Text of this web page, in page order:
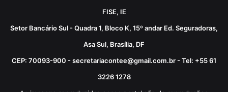
FISE, IE
Setor Bancário Sul - Quadra 1, Bloco K, 15º andar Ed. Seguradoras,
Asa Sul, Brasília, DF
CEP: 70093-900 - secretariacontee@gmail.com.br - Tel: +55 61
3226 1278